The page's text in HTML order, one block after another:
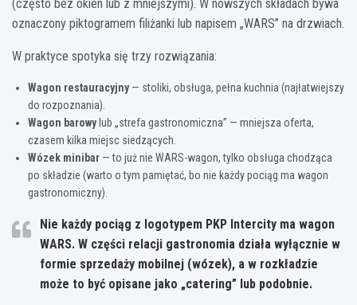
(często bez okien lub z mniejszymi). W nowszych składach bywa
oznaczony piktogramem filiżanki lub napisem „WARS” na drzwiach.
W praktyce spotyka się trzy rozwiązania:
Wagon restauracyjny— stoliki, obsługa, pełna kuchnia (najłatwiejszy
do rozpoznania).
Wagon barowylub „strefa gastronomiczna” — mniejsza oferta,
czasem kilka miejsc siedzących.
Wózek minibar — to już nie WARS-wagon, tylko obsługa chodząca
po składzie (warto o tym pamiętać, bo nie każdy pociąg ma wagon
gastronomiczny).
Nie każdy pociąg z logotypem PKP Intercity ma wagon
WARS. W części relacji gastronomia działa wyłącznie w
formie sprzedaży mobilnej (wózek), a w rozkładzie
może to być opisane jako „catering” lub podobnie.